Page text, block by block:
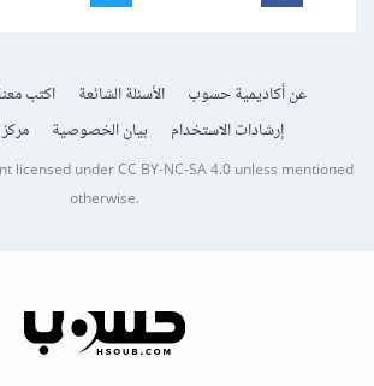
عن أكاديمية حسوب الأسئلة الشائعة اكتب معنا
إرشادات الاستخدام
بيان الخصوصية
licensed underCC BY-NC-SA 4.0unless mentioned
otherwise.